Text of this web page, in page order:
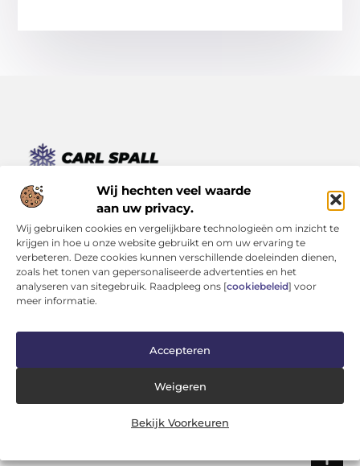
Wij hechten veel waarde
aan uw privacy.
Wij gebruiken cookies en vergelijkbare technologieën om inzicht te
krijgen in hoe u onze website gebruikt en om uw ervaring te
verbeteren. Deze cookies kunnen verschillende doeleinden dienen,
zoals het tonen van gepersonaliseerde advertenties en het
analyseren van sitegebruik. Raadpleeg ons [cookiebeleid] voor
meer informatie.
Accepteren
Weigeren
Bekijk Voorkeuren
Van kleine momenten tot grote inzichten – lees het hier.
Ontdek een verscheidenheid aan blogs en artikelen die je
dagelijks leven verrijken, van inspirerende verhalen tot
praktische tips.
Bericht categorie
Onze informatie
Cookiebeleid (EU)